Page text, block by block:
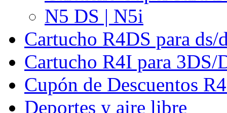
N5 DS | N5i
Cartucho R4DS para ds/
Cartucho R4I para 3DS/
Cupón de Descuentos
Deportes y aire libre